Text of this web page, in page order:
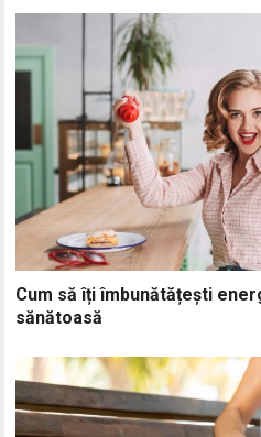
Cum să îți îmbunătățești
sănătoasă